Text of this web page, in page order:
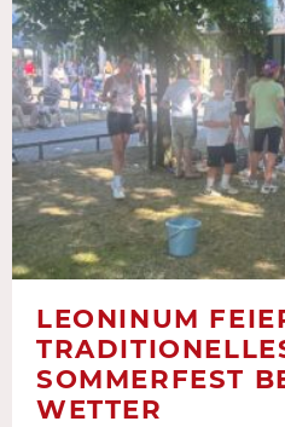
LEONINUM
SOMMERFEST
WETTER